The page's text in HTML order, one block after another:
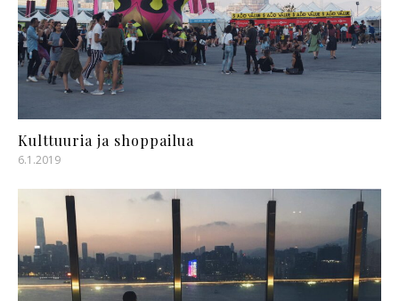
Kulttuuria ja shoppailua
6.1.2019